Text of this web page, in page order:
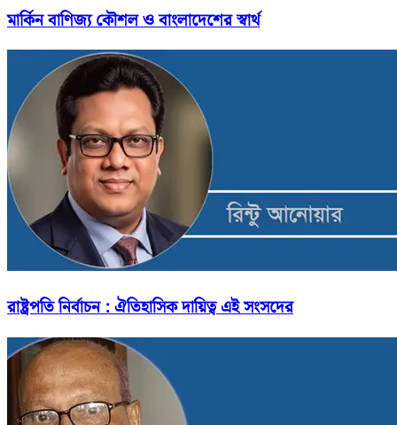
মার্কিন বাণিজ্য কৌশল ও বাংলাদেশের স্বার্থ
রাষ্ট্রপতি নির্বাচন : ঐতিহাসিক দায়িত্ব এই সংসদের